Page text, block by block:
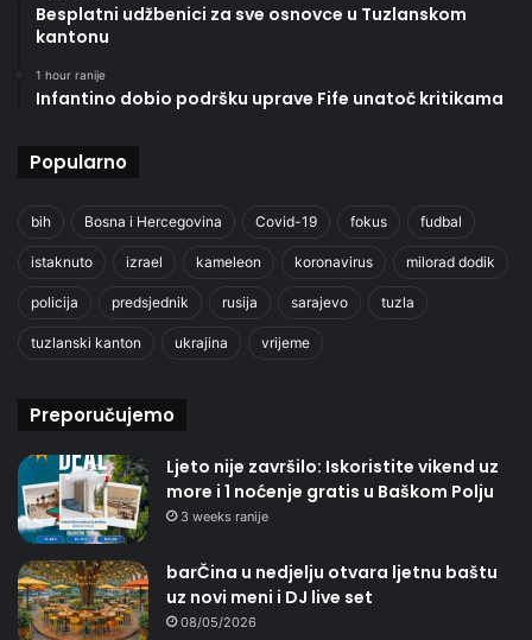
Besplatni udžbenici za sve osnovce u Tuzlanskom
kantonu
1 hour ranije
Infantino dobio podršku uprave Fife unatoč kritikama
Popularno
bih Bosna i Hercegovina Covid-19 fokus fudbal
istaknuto izrael kameleon koronavirus milorad dodik
policija predsjednik rusija sarajevo tuzla
tuzlanski kanton ukrajina vrijeme
Preporučujemo
Ljeto nije završilo: Iskoristite vikend uz
more i 1 noćenje gratis u Baškom Polju
3 weeks ranije
barČina u nedjelju otvara ljetnu baštu
uz novi meni i DJ live set
08/05/2026